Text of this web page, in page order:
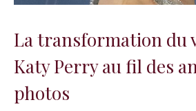
La transformation du
Katy Perry au fil des
photos